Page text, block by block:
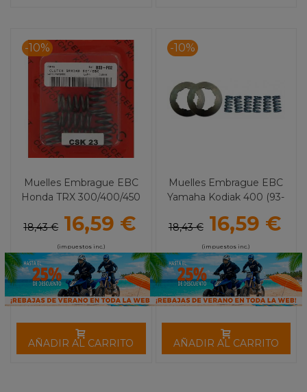
-10%
Muelles Embrague EBC
Honda TRX 300/400/450
18,43 € 16,59 €
(impuestos inc.)
AÑADIR AL CARRITO
-10%
Muelles Embrague EBC
Yamaha Kodiak 400 (93-
18,43 € 16,59 €
(impuestos inc.)
AÑADIR AL CARRITO